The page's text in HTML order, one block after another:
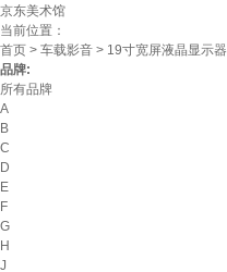
京东美术馆
当前位置：
首页 > 车载影音 > 19寸宽屏液晶显示器
品牌:
所有品牌
A
B
C
D
E
F
G
H
J